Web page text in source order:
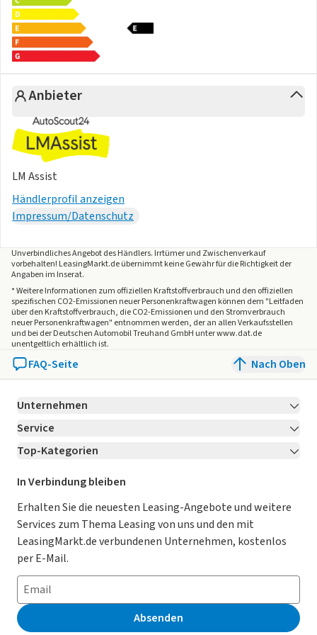
230-V-Steckdose im Gepäckraum, 12-V-Steckdose in der
Mittelkonsole vorn
Fahrerlebnisschalter inkl. Innenraumerlebnis
"Atmospheres"
mit berührungsloser Ver-
und Entriegelung, SAFE-Verriegelung
12-V-Steckdose im Gepäckraum
Dachreling silber eloxiert
"Easy Open & Close" - Heckklappe mit sensorgesteuerter
Öffnung und Schließung,
mit Fernentriegelung
Nichtraucherausführung - Ablagefach und 12-V-Steckdose
Frontscheibe in Verbundsicherheitsglas, wärmedämmend
Reifendruck-Kontrollsystem
Tire Mobility Set: 12-Volt-Kompressor und
Reifendichtmittel
Bordwerkzeug
Reifen 255/45 R 19
Regensensor
Innenspiegel automatisch abblendend
Kurvenfahrlicht
Volkswagen Logo vorn und hinten, Leiste zwischen den
beleuchtet, mit Animation
Abbiege- und Schlechtwetterlicht
Umfeldbeleuchtung mit Logoprojektion
3D-LED-Rückleuchten
LED-Plus-Scheinwerfer
Fahrlichtschaltung automatisch, mit LED-Tagfahrlicht
sowie Begrüßungs- und
Verabschiedungslicht
Außenspiegel elektrisch einstell-, anklapp- und beheizbar,
mit Memory-Funktion
Fernlichtassistent "Light Assist"
Anbieter
LM Assist
Händlerprofil anzeigen
Impressum/Datenschutz
Unverbindliches Angebot desHändlers. Irrtümer und Zwischenverkauf
vorbehalten! LeasingMarkt.de übernimmt keine Gewähr für die Richtigkeit der
Angaben im Inserat.
* Weitere Informationen zum offiziellen Kraftstoffverbrauch und den offiziellen
spezifischen CO2-Emissionen neuer Personenkraftwagen können dem "Leitfaden
über den Kraftstoffverbrauch, die CO2-Emissionen und den Stromverbrauch
neuer Personenkraftwagen" entnommen werden, der an allen Verkaufsstellen
und bei der Deutschen Automobil Treuhand GmbH unter www.dat.de
unentgeltlich erhältlich ist.
FAQ-Seite Nach Oben
Unternehmen
Über LeasingMarkt.de
Karriere Jetzt bewerben!
Für Händler
Kooperation mit AutoScout24
AGB
Datenschutz
Impressum
Erklärung zur Barrierefreiheit
Service
Kontakt
Ratgeber
Magazin
Datenschutz-Einstellungen
So funktioniert’s
Häufig gestellte Fragen
Leasing-Lexikon
Top-Kategorien
Leasing Deals
Gebrauchtwagen Leasing
Leasing ohne Anzahlung
E-Auto Leasing
Privatleasing
Leasing-Vergleiche
Herstellerverzeichnis
In Verbindung bleiben
Erhalten Sie die neuesten Leasing-Angebote und weitere
Services zum Thema Leasing von uns und den mit
LeasingMarkt.de verbundenen Unternehmen, kostenlos
per E-Mail.
Absenden